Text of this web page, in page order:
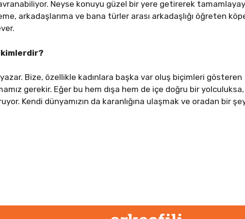
Neyse konuyu güzel bir yere getirerek
arkadaşlarıma ve bana türler arası arkadaşlığı öğreten
Bize, özellikle kadınlara başka var oluş biçimleri gösteren
gerekir. Eğer bu hem dışa hem de içe doğru bir yolculuksa,
Kendi dünyamızın da karanlığına ulaşmak ve oradan bir